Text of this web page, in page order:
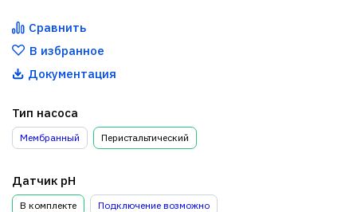
Сравнить
В избранное
Документация
Тип насоса
Мембранный Перистальтический
Датчик pH
В комплекте Подключение возможно